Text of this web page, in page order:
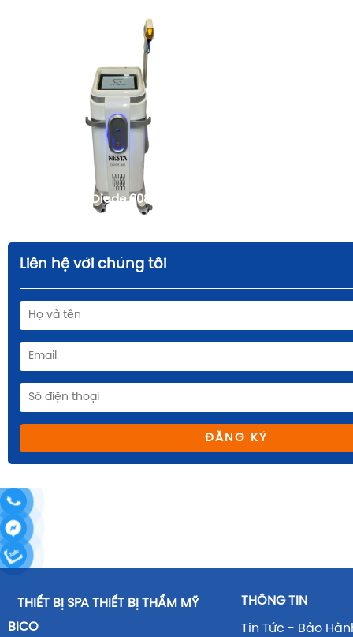
Máy triệt lông Diode 808nm
Liên hệ với chúng tôi
ĐĂNG KÝ
THIẾT BỊ SPA THIẾT BỊ THẨM MỸ
BICO
THÔNG TIN
Tin Tức - Bảo